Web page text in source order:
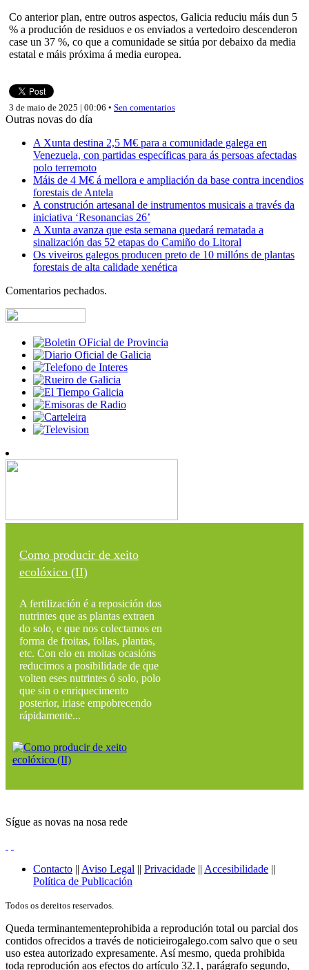
Co anterior plan, entre outros aspectos, Galicia reduciu máis dun 5
% a produción de residuos e os enviados a vertedoiro descenderon
case un 37 %, co que a comunidade se sitúa por debaixo da media
estatal e máis próxima á media europea.
3 de maio de 2025 | 00:06 • Sen comentarios
Outras novas do día
A Xunta destina 2,5 M€ para a comunidade galega en
Venezuela, con partidas específicas para ás persoas afectadas
polo terremoto
Máis de 4 M€ á mellora e ampliación da base contra incendios
forestais de Antela
A construción artesanal de instrumentos musicais a través da
iniciativa ‘Resonancias 26’
A Xunta avanza que esta semana quedará rematada a
sinalización das 52 etapas do Camiño do Litoral
Os viveiros galegos producen preto de 10 millóns de plantas
forestais de alta calidade xenética
Comentarios pechados.
Como producir de xeito
ecolóxico (II)
A fertilización é a reposición dos
nutrintes que as plantas extraen
do solo, e que nos colectamos en
forma de froitas, follas, plantas,
etc. Con elo en moitas ocasións
reducimos a posibilidade de que
volten eses nutrintes ó solo, polo
que sin o enriquecimento
posterior, iriase empobrecendo
rápidamente...
Sígue as novas na nosa rede
Contacto || Aviso Legal || Privacidade || Accesibilidade ||
Política de Publicación
Todos os dereitos reservados.
Queda terminantementeprohibida a reprodución total ou parcial dos
contidos ofrecidos a través de noticieirogalego.com salvo que o seu
uso estea autorizado expresamente. Así mesmo, queda prohibida
toda reprodución aos efectos do artículo 32.1, parágrafo segundo,